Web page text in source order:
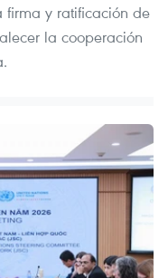
y ratificación de
la cooperación